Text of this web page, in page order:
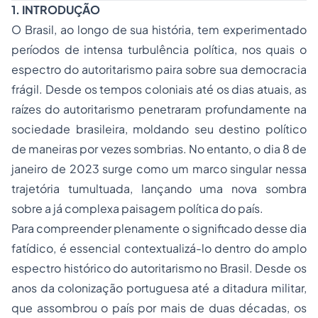
1. INTRODUÇÃO
O Brasil, ao longo de sua história, tem experimentado
períodos de intensa turbulência política, nos quais o
espectro do autoritarismo paira sobre sua democracia
frágil. Desde os tempos coloniais até os dias atuais, as
raízes do autoritarismo penetraram profundamente na
sociedade brasileira, moldando seu destino político
de maneiras por vezes sombrias. No entanto, o dia 8 de
janeiro de 2023 surge como um marco singular nessa
trajetória tumultuada, lançando uma nova sombra
sobre a já complexa paisagem política do país.
Para compreender plenamente o significado desse dia
fatídico, é essencial contextualizá-lo dentro do amplo
espectro histórico do autoritarismo no Brasil. Desde os
anos da colonização portuguesa até a ditadura militar,
que assombrou o país por mais de duas décadas, os